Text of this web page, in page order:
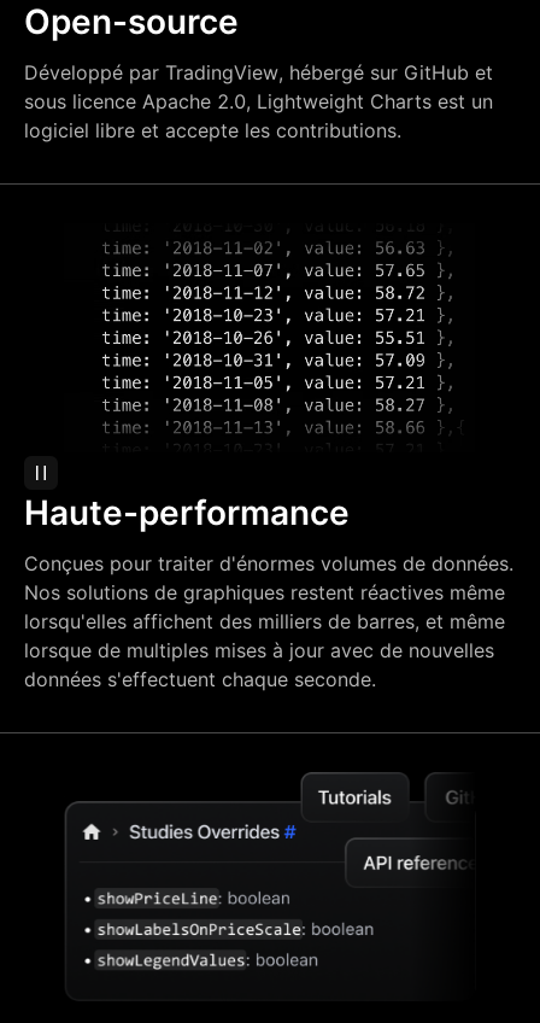
Open-source
Développé par TradingView, hébergé sur GitHub et
sous licence Apache 2.0, Lightweight Charts est un
logiciel libre et accepte les contributions.
Haute-performance
Conçues pour traiter d'énormes volumes de données.
Nos solutions de graphiques restent réactives même
lorsqu'elles affichent des milliers de barres, et même
lorsque de multiples mises à jour avec de nouvelles
données s'effectuent chaque seconde.